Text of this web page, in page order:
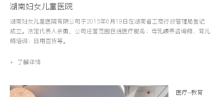
湖南妇女儿童医院
湖南妇女儿童医院有限公司于2015年6月19日在湖南省工商行政管理局登记
成立。法定代表人余勇，公司经营范围包括医疗服务；母乳喂养咨询师、育儿
师培训；日用百货等。
+ 了解详情
医疗-教育